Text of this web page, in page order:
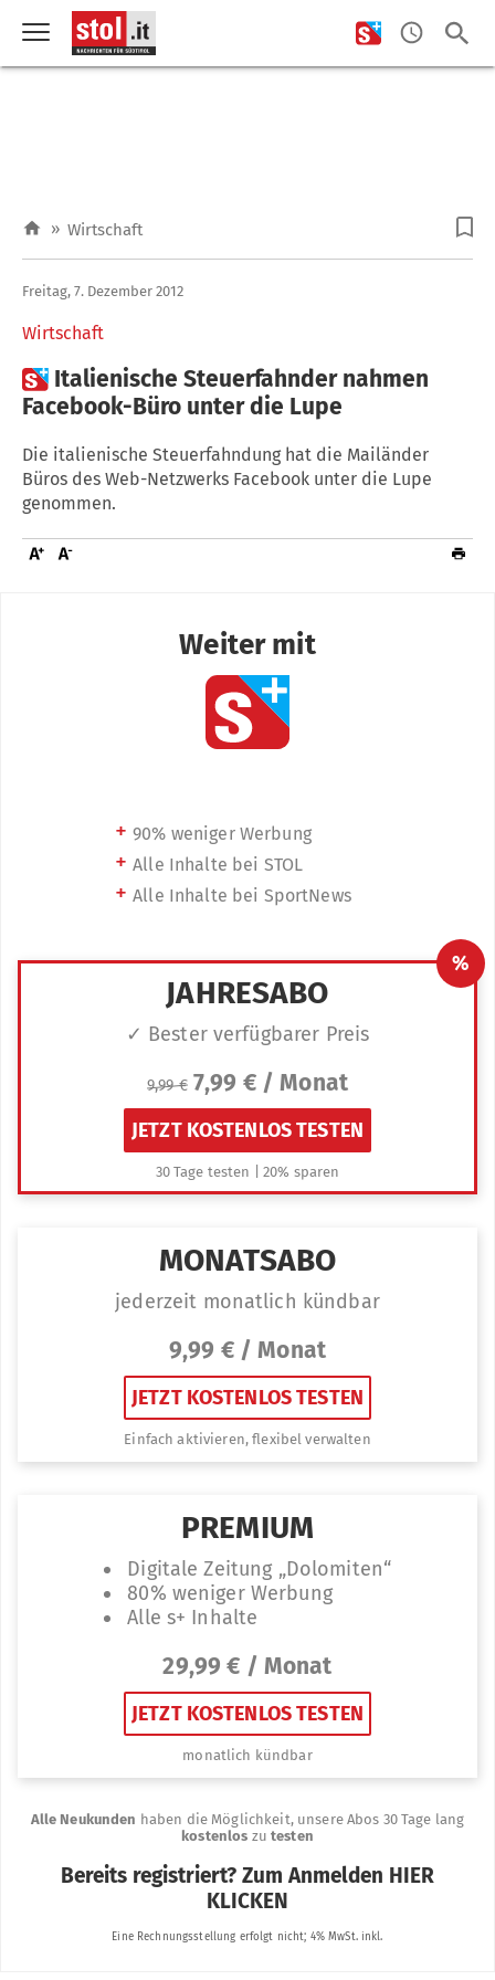
» Wirtschaft
Wirtschaft
Freitag, 7. Dezember 2012
 Italienische Steuerfahnder nahmen
Facebook-Büro unter die Lupe
Die italienische Steuerfahndung hat die Mailänder
Büros des Web-Netzwerks Facebook unter die Lupe
genommen.